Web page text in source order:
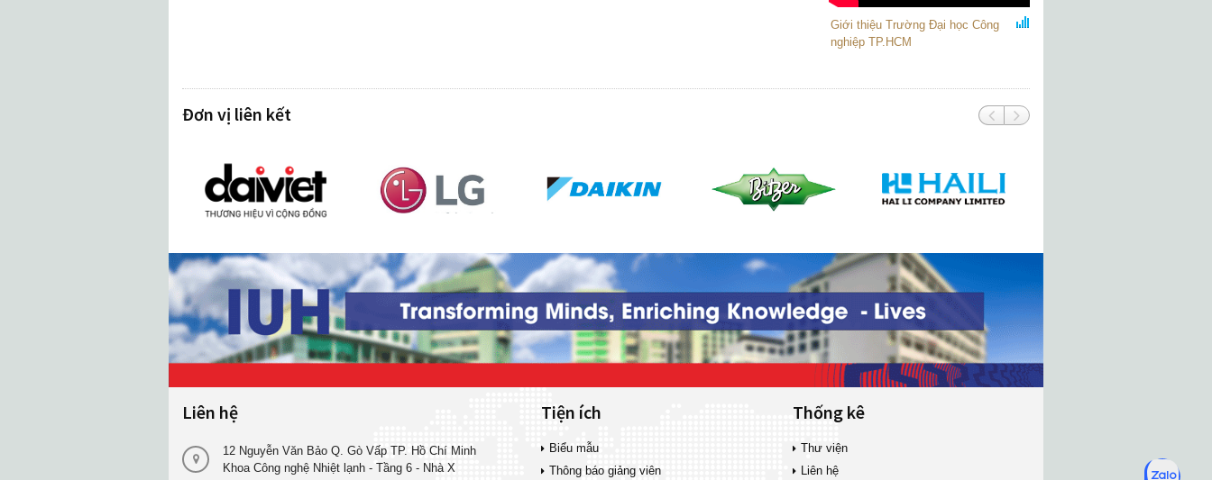
Giới thiệu Trường Đại học Công
nghiệp TP.HCM
Đơn vị liên kết
Liên hệ
12 Nguyễn Văn Bảo Q. Gò Vấp TP. Hồ Chí Minh
Khoa Công nghệ Nhiệt lạnh - Tầng 6 - Nhà X
Tiện ích
Biểu mẫu
Thông báo giảng viên
Thống kê
Thư viện
Liên hệ